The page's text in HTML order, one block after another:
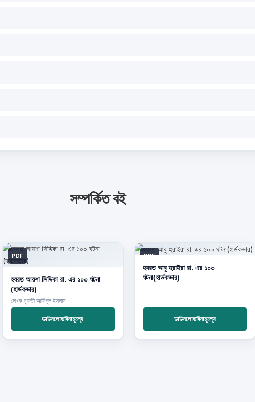
সম্পর্কিত বই
PDF
হযরত আয়শা সিদ্দিকা রা. এর ১০০ ঘটনা
(হার্ডকভার)
লেখক:মুফতী আমিনুল ইসলাম
ডাউনলোডবিনামূল্যে
PDF
হযরত আবু হুরাইরা রা. এর ১০০
ঘটনা(হার্ডকভার)
ডাউনলোডবিনামূল্যে